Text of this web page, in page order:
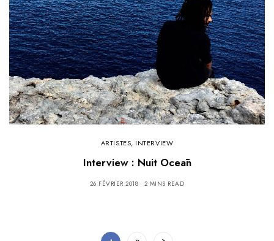
ARTISTES, INTERVIEW
Interview : Nuit Oceān
26 FÉVRIER 2018 2 MINS READ